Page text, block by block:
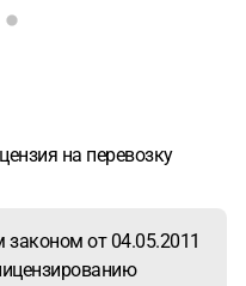
на перевозку
от 04.05.2011